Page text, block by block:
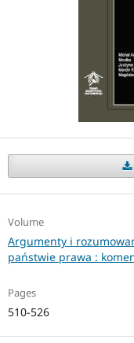
Volume
Argumenty i
państwie prawa :
Pages
510-526